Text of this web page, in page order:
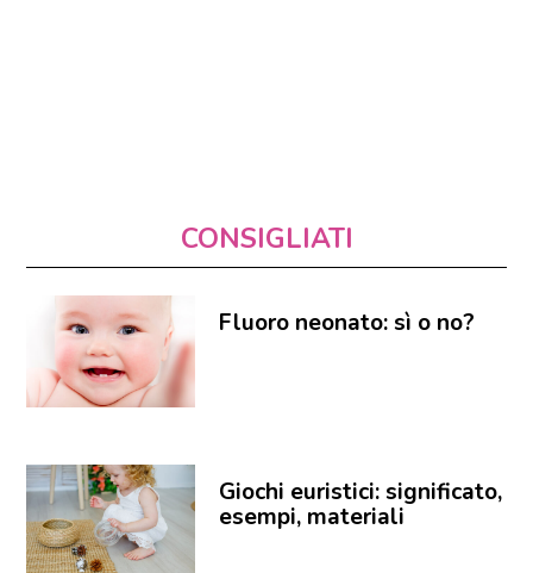
CONSIGLIATI
Fluoro neonato: sì o no?
Giochi euristici: significato,
esempi, materiali